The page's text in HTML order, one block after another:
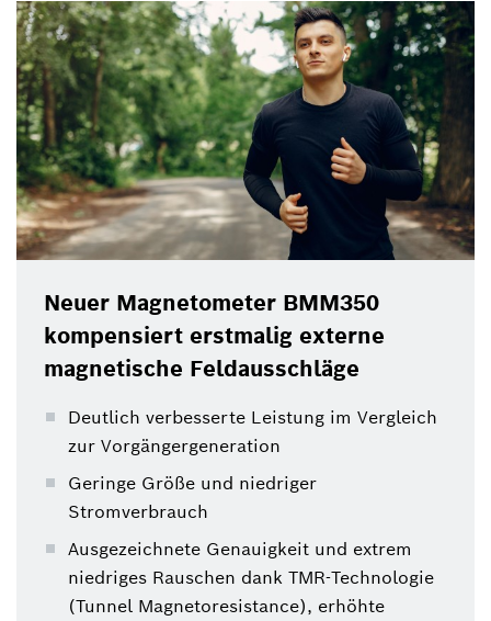
Neuer Magnetometer BMM350
kompensiert erstmalig externe
magnetische Feldausschläge
Deutlich verbesserte Leistung im Vergleich
zur Vorgängergeneration
Geringe Größe und niedriger
Stromverbrauch
Ausgezeichnete Genauigkeit und extrem
niedriges Rauschen dank TMR-Technologie
(Tunnel Magnetoresistance), erhöhte